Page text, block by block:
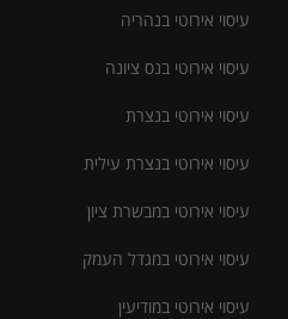
עיסוי אירוטי בנהריה
עיסוי אירוטי בנס ציונה
עיסוי אירוטי בנצרת
עיסוי אירוטי בנצרת עילית
עיסוי אירוטי במבשרת ציון
עיסוי אירוטי במגדל העמק
עיסוי אירוטי במודיעין